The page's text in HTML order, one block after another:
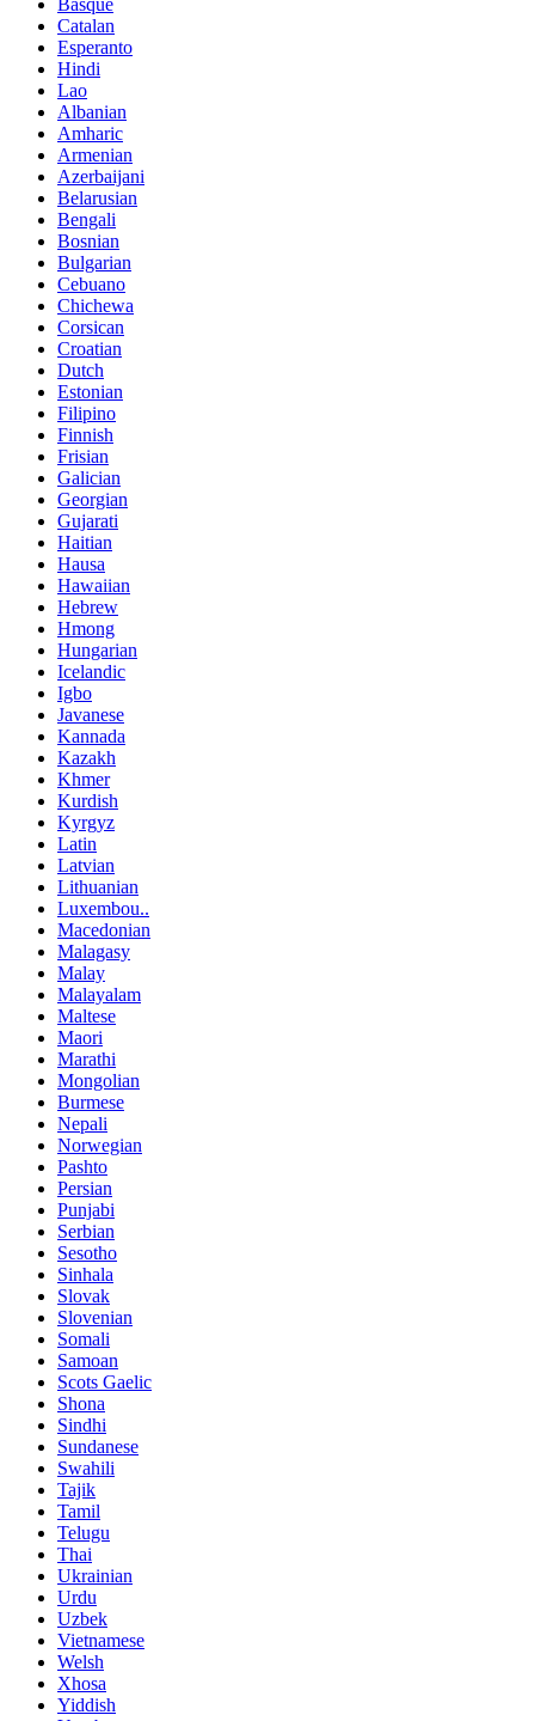
Catalan
Esperanto
Hindi
Lao
Albanian
Amharic
Armenian
Azerbaijani
Belarusian
Bengali
Bosnian
Bulgarian
Cebuano
Chichewa
Corsican
Croatian
Dutch
Estonian
Filipino
Finnish
Frisian
Galician
Georgian
Gujarati
Haitian
Hausa
Hawaiian
Hebrew
Hmong
Hungarian
Icelandic
Igbo
Javanese
Kannada
Kazakh
Khmer
Kurdish
Kyrgyz
Latin
Latvian
Lithuanian
Luxembou..
Macedonian
Malagasy
Malay
Malayalam
Maltese
Maori
Marathi
Mongolian
Burmese
Nepali
Norwegian
Pashto
Persian
Punjabi
Serbian
Sesotho
Sinhala
Slovak
Slovenian
Somali
Samoan
Scots Gaelic
Shona
Sindhi
Sundanese
Swahili
Tajik
Tamil
Telugu
Thai
Ukrainian
Urdu
Uzbek
Vietnamese
Welsh
Xhosa
Yiddish